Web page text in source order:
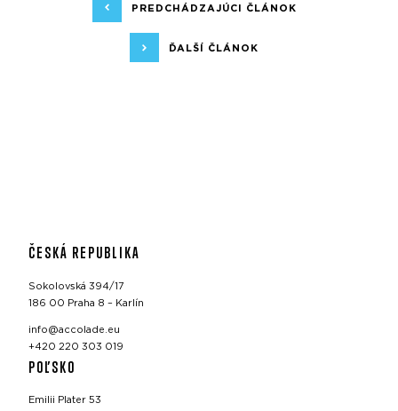
PREDCHÁDZAJÚCI ČLÁNOK
ĎALŠÍ ČLÁNOK
ČESKÁ REPUBLIKA
Sokolovská 394/17
186 00 Praha 8 – Karlín
info@accolade.eu
+420 220 303 019
POĽSKO
Emilii Plater 53